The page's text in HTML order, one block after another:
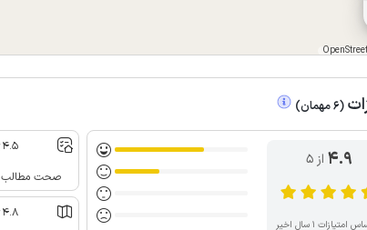
(
6مهمان)
4.9 از ۵
امتیازات ۱ سال اخیر
4.5
صحت مطالب
4.8